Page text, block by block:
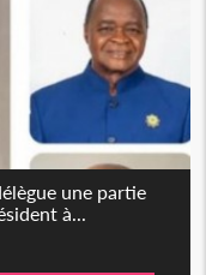
une partie
à...